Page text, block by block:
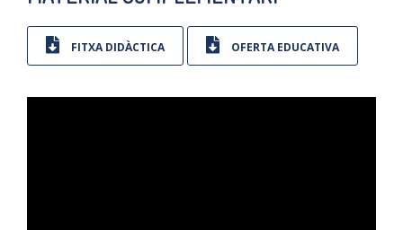
FITXA DIDÀCTICA OFERTA EDUCATIVA